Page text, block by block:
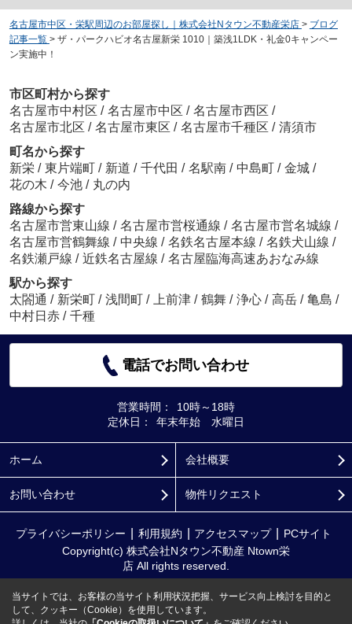
名古屋市中区・栄駅周辺のお部屋探し｜株式会社Nタウン不動産栄店 > ブログ
記事一覧 > ザ・パークハビオ名古屋新栄 1010｜築浅1LDK・礼金0キャンペー
ン実施中！
市区町村から探す
名古屋市中村区 / 名古屋市中区 / 名古屋市西区 /
名古屋市北区 / 名古屋市東区 / 名古屋市千種区 / 清須市
町名から探す
新栄 / 東片端町 / 新道 / 千代田 / 名駅南 / 中島町 / 金城 /
花の木 / 今池 / 丸の内
路線から探す
名古屋市営東山線 / 名古屋市営桜通線 / 名古屋市営名城線 /
名古屋市営鶴舞線 / 中央線 / 名鉄名古屋本線 / 名鉄犬山線 /
名鉄瀬戸線 / 近鉄名古屋線 / 名古屋臨海高速あおなみ線
駅から探す
太閤通 / 新栄町 / 浅間町 / 上前津 / 鶴舞 / 浄心 / 高岳 / 亀島 /
中村日赤 / 千種
電話でお問い合わせ
営業時間：
10時～18時
定休日：
年末年始 水曜日
ホーム 会社概要
お問い合わせ 物件リクエスト
プライバシーポリシー 利用規約 アクセスマップ
PCサイト
Copyright(c) 株式会社Nタウン不動産 Ntown栄
店 All rights reserved.
当サイトでは、お客様の当サイト利用状況把握、サービス向上検討を目的と
して、クッキー（Cookie）を使用しています。